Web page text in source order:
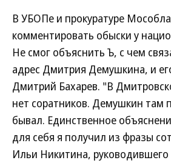
В УБОПе и прокуратуре
комментировать обыски у
Не смог объяснить Ъ, с чем
адрес Дмитрия Демушкина, и
Дмитрий Бахарев. "В
нет соратников. Демушкин там
бывал. Единственное
для себя я получил из фразы
Ильи Никитина,